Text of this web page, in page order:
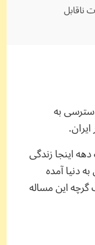
ناقابل
به
اینجا زندگی
دنیا آمده
این مساله